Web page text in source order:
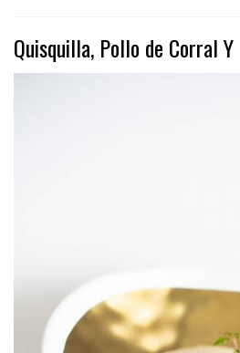
Quisquilla, Pollo de Corral Y